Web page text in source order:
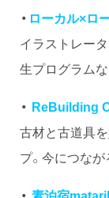
・ ローカル×ロ
イラストレー
生プログラム
・ ReBuilding
古材と古道具
プ。今につな